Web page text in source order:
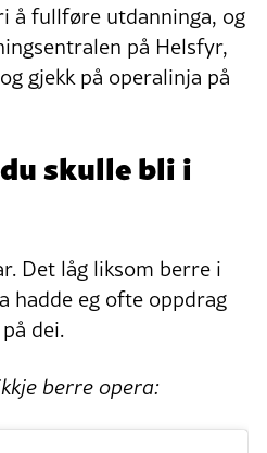
å fullføre utdanninga, og
på Helsfyr,
gjekk på operalinja på
skulle bli i
Det låg liksom berre i
hadde eg ofte oppdrag
dei.
berre opera: